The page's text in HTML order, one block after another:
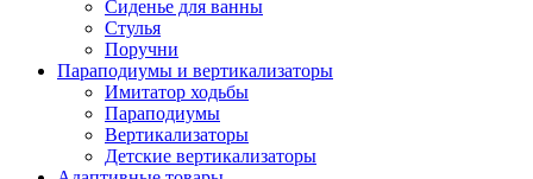
Сиденье для ванны
Стулья
Поручни
Параподиумы и вертикализаторы
Имитатор ходьбы
Параподиумы
Вертикализаторы
Детские вертикализаторы